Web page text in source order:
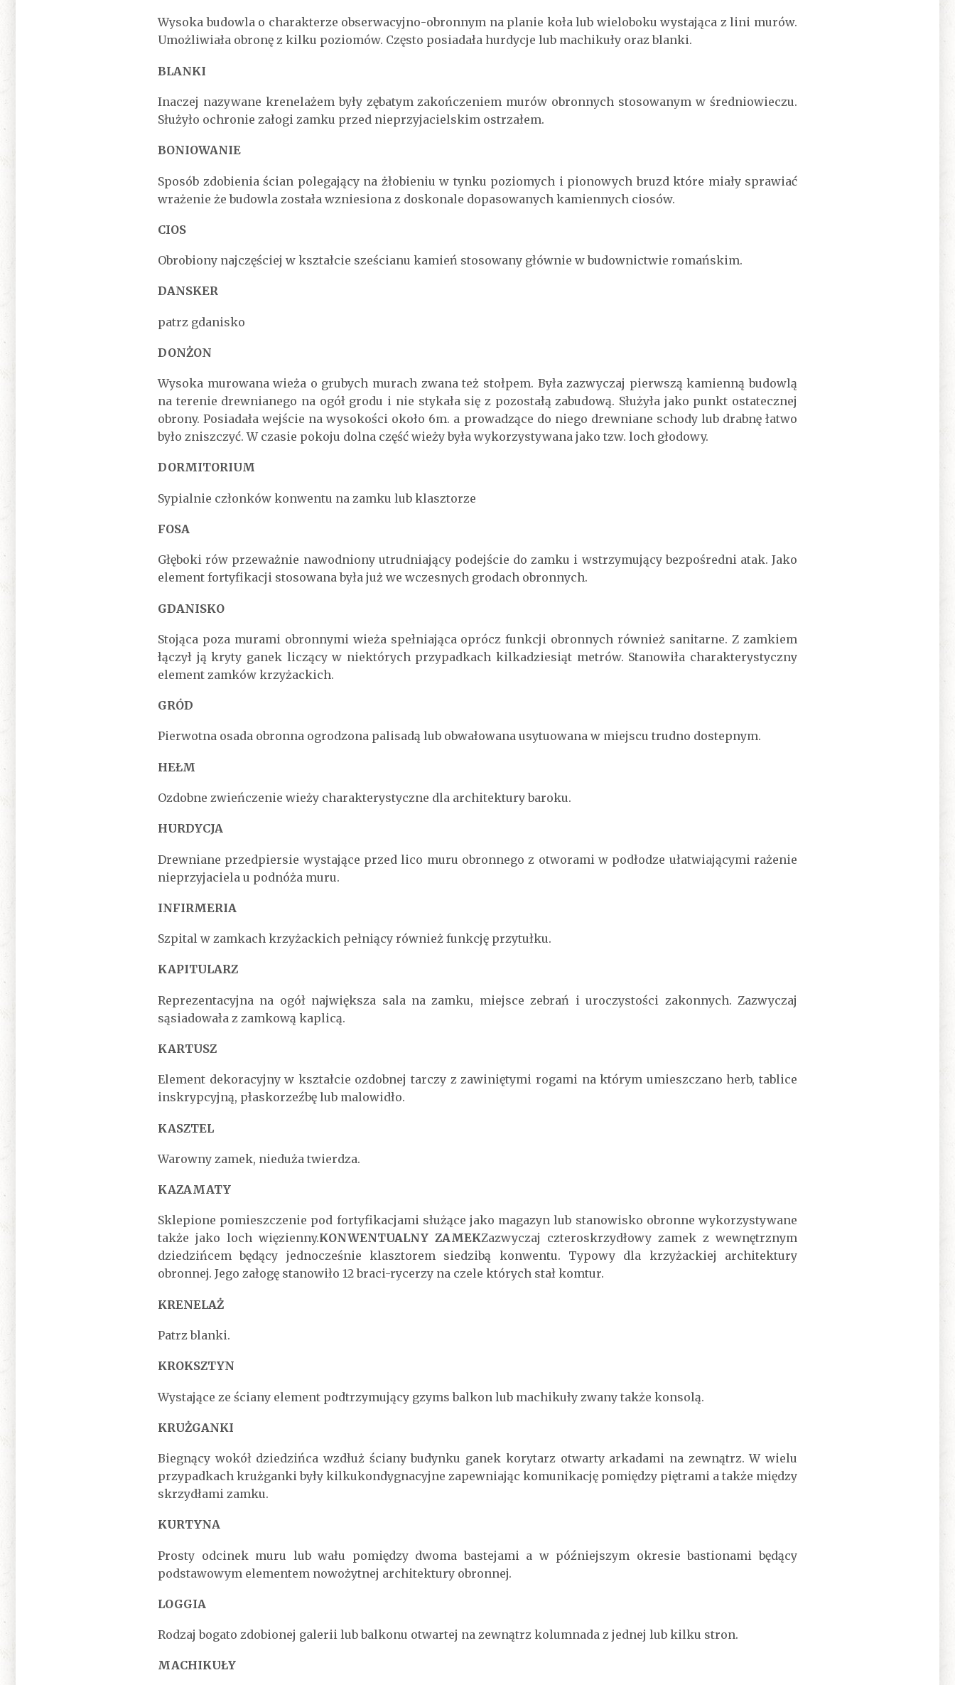
Wysoka budowla o charakterze obserwacyjno-obronnym na planie koła lub wieloboku wystająca z lini murów.
Umożliwiała obronę z kilku poziomów. Często posiadała hurdycje lub machikuły oraz blanki.
BLANKI
Inaczej nazywane krenelażem były zębatym zakończeniem murów obronnych stosowanym w średniowieczu.
Służyło ochronie załogi zamku przed nieprzyjacielskim ostrzałem.
BONIOWANIE
Sposób zdobienia ścian polegający na żłobieniu w tynku poziomych i pionowych bruzd które miały sprawiać
wrażenie że budowla została wzniesiona z doskonale dopasowanych kamiennych ciosów.
CIOS
Obrobiony najczęściej w kształcie sześcianu kamień stosowany głównie w budownictwie romańskim.
DANSKER
patrz gdanisko
DONŻON
Wysoka murowana wieża o grubych murach zwana też stołpem. Była zazwyczaj pierwszą kamienną budowlą
na terenie drewnianego na ogół grodu i nie stykała się z pozostałą zabudową. Służyła jako punkt ostatecznej
obrony. Posiadała wejście na wysokości około 6m. a prowadzące do niego drewniane schody lub drabnę łatwo
było zniszczyć. W czasie pokoju dolna część wieży była wykorzystywana jako tzw. loch głodowy.
DORMITORIUM
Sypialnie członków konwentu na zamku lub klasztorze
FOSA
Głęboki rów przeważnie nawodniony utrudniający podejście do zamku i wstrzymujący bezpośredni atak. Jako
element fortyfikacji stosowana była już we wczesnych grodach obronnych.
GDANISKO
Stojąca poza murami obronnymi wieża spełniająca oprócz funkcji obronnych również sanitarne. Z zamkiem
łączył ją kryty ganek liczący w niektórych przypadkach kilkadziesiąt metrów. Stanowiła charakterystyczny
element zamków krzyżackich.
GRÓD
Pierwotna osada obronna ogrodzona palisadą lub obwałowana usytuowana w miejscu trudno dostepnym.
HEŁM
Ozdobne zwieńczenie wieży charakterystyczne dla architektury baroku.
HURDYCJA
Drewniane przedpiersie wystające przed lico muru obronnego z otworami w podłodze ułatwiającymi rażenie
nieprzyjaciela u podnóża muru.
INFIRMERIA
Szpital w zamkach krzyżackich pełniący również funkcję przytułku.
KAPITULARZ
Reprezentacyjna na ogół największa sala na zamku, miejsce zebrań i uroczystości zakonnych. Zazwyczaj
sąsiadowała z zamkową kaplicą.
KARTUSZ
Element dekoracyjny w kształcie ozdobnej tarczy z zawiniętymi rogami na którym umieszczano herb, tablice
inskrypcyjną, płaskorzeźbę lub malowidło.
KASZTEL
Warowny zamek, nieduża twierdza.
KAZAMATY
Sklepione pomieszczenie pod fortyfikacjami służące jako magazyn lub stanowisko obronne wykorzystywane
także jako loch więzienny.KONWENTUALNY ZAMEKZazwyczaj czteroskrzydłowy zamek z wewnętrznym
dziedzińcem będący jednocześnie klasztorem siedzibą konwentu. Typowy dla krzyżackiej architektury
obronnej. Jego załogę stanowiło 12 braci-rycerzy na czele których stał komtur.
KRENELAŻ
Patrz blanki.
KROKSZTYN
Wystające ze ściany element podtrzymujący gzyms balkon lub machikuły zwany także konsolą.
KRUŻGANKI
Biegnący wokół dziedzińca wzdłuż ściany budynku ganek korytarz otwarty arkadami na zewnątrz. W wielu
przypadkach krużganki były kilkukondygnacyjne zapewniając komunikację pomiędzy piętrami a także między
skrzydłami zamku.
KURTYNA
Prosty odcinek muru lub wału pomiędzy dwoma bastejami a w późniejszym okresie bastionami będący
podstawowym elementem nowożytnej architektury obronnej.
LOGGIA
Rodzaj bogato zdobionej galerii lub balkonu otwartej na zewnątrz kolumnada z jednej lub kilku stron.
MACHIKUŁY